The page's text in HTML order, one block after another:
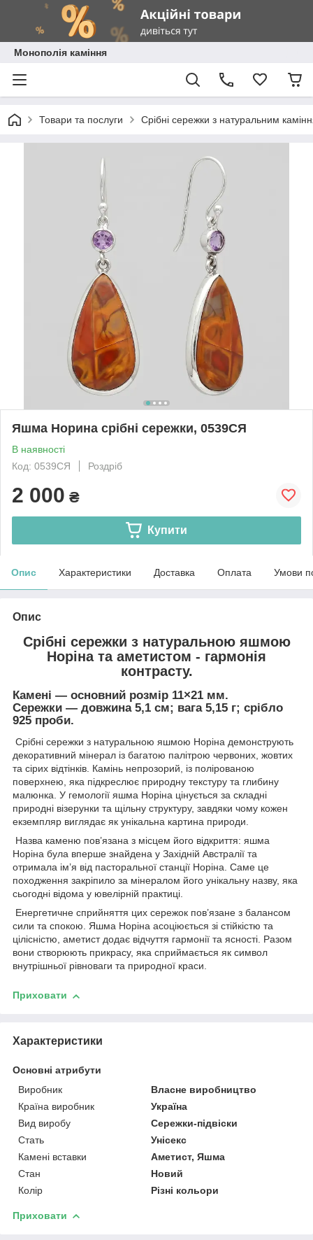
Монополія каміння
Товари та послуги Срібні сережки з натуральним
Яшма Норина срібні сережки, 0539СЯ
В наявності
Код: 0539СЯ
Роздріб
2 000 ₴
Купити
Опис Характеристики Доставка Оплата Умови
Опис
Срібні сережки з натуральною яшмою
Норіна та аметистом - гармонія
контрасту.
Камені — основний розмір 11×21 мм.
Сережки — довжина 5,1 см; вага 5,15 г; срібло
925 проби.
Срібні сережки з натуральною яшмою Норіна демонструють
декоративний мінерал із багатою палітрою червоних, жовтих
та сірих відтінків. Камінь непрозорий, із полірованою
поверхнею, яка підкреслює природну текстуру та глибину
малюнка. У гемології яшма Норіна цінується за складні
природні візерунки та щільну структуру, завдяки чому кожен
екземпляр виглядає як унікальна картина природи.
Назва каменю пов’язана з місцем його відкриття: яшма
Норіна була вперше знайдена у Західній Австралії та
отримала ім’я від пасторальної станції Норіна. Саме це
походження закріпило за мінералом його унікальну назву, яка
сьогодні відома у ювелірній практиці.
Енергетичне сприйняття цих сережок пов’язане з балансом
сили та спокою. Яшма Норіна асоціюється зі стійкістю та
цілісністю, аметист додає відчуття гармонії та ясності. Разом
вони створюють прикрасу, яка сприймається як символ
внутрішньої рівноваги та природної краси.
Приховати
Характеристики
Основні атрибути
Виробник
Власне виробництво
Країна виробник
Україна
Вид виробу
Сережки-підвіски
Стать
Унісекс
Камені вставки
Аметист, Яшма
Стан
Новий
Колір
Різні кольори
Приховати